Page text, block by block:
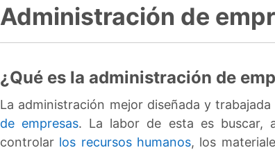
Administración de
¿Qué es la administración de
La administración mejor diseñada y trabajada
de empresas. La labor de esta es buscar,
controlar los recursos humanos, los